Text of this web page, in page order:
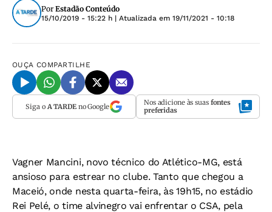
Por Estadão Conteúdo
15/10/2019 - 15:22 h | Atualizada em 19/11/2021 - 10:18
OUÇA COMPARTILHE
Siga o A TARDEno Google Nos adicione às suas fontes
preferidas
Vagner Mancini, novo técnico do Atlético-MG, está
ansioso para estrear no clube. Tanto que chegou a
Maceió, onde nesta quarta-feira, às 19h15, no estádio
Rei Pelé, o time alvinegro vai enfrentar o CSA, pela